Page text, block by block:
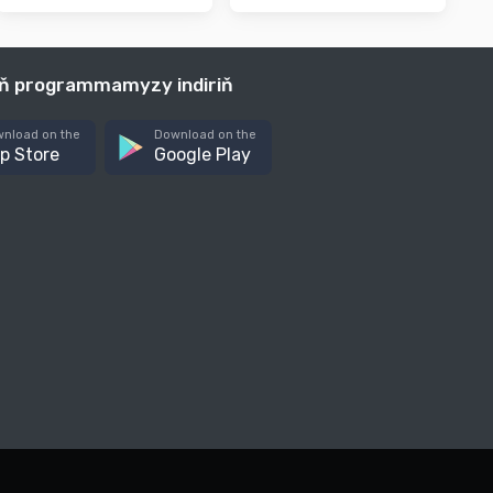
programmamyzy indiriň
on the
Store
Download on the
Google Play